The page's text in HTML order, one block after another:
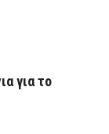
για το